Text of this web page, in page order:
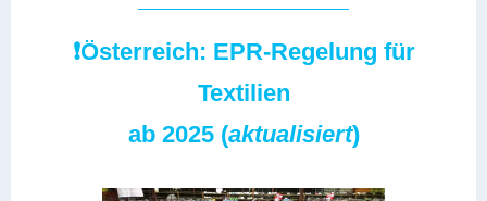
❗Österreich: EPR-Regelung für
Textilien
ab 2025 (aktualisiert)